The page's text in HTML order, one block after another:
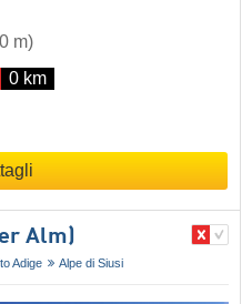
m)
0 km
Alm)
Adige Alpe di Siusi